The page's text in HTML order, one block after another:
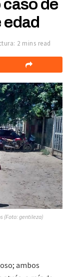
de
edad
2 mins read
(Foto: gentileza)
ambos